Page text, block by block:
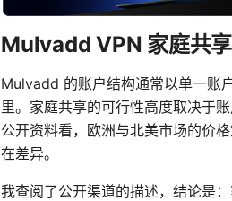
Mulvadd VPN 家庭共
Mulvadd 的账户结构通常以单一账
里。家庭共享的可行性高度取决于
公开资料看，欧洲与北美市场的价
在差异。
我查阅了公开渠道的描述，结论是